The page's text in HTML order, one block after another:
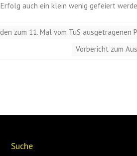
auch ein klein wenig gefeiert
zum 11. Mal vom TuS ausgetragenen
Vorbericht zum
Suche